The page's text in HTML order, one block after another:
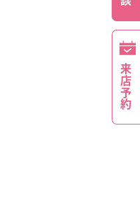
来店予約